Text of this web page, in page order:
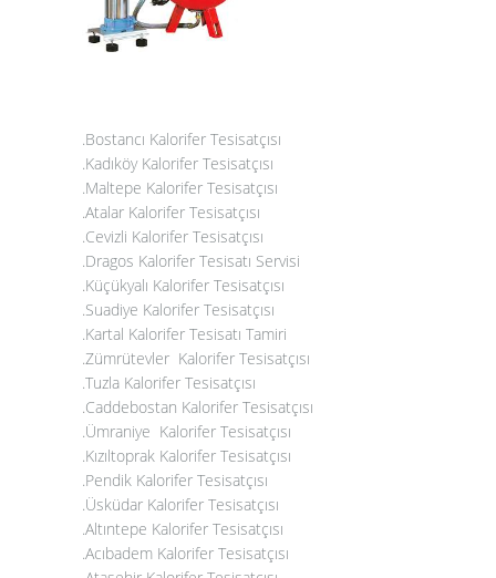
.Bostancı Kalorifer Tesisatçısı
.Kadıköy Kalorifer Tesisatçısı
.Maltepe Kalorifer Tesisatçısı
.Atalar Kalorifer Tesisatçısı
.Cevizli Kalorifer Tesisatçısı
.Dragos Kalorifer Tesisatı Servisi
.Küçükyalı Kalorifer Tesisatçısı
.Suadiye Kalorifer Tesisatçısı
.Kartal Kalorifer Tesisatı Tamiri
.Zümrütevler Kalorifer Tesisatçısı
.Tuzla Kalorifer Tesisatçısı
.Caddebostan Kalorifer Tesisatçısı
.Ümraniye Kalorifer Tesisatçısı
.Kızıltoprak Kalorifer Tesisatçısı
.Pendik Kalorifer Tesisatçısı
.Üsküdar Kalorifer Tesisatçısı
.Altıntepe Kalorifer Tesisatçısı
.Acıbadem Kalorifer Tesisatçısı